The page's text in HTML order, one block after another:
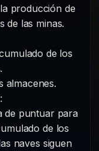
producción de
de las minas.
de los
almacenes.
:
de puntuar para
de los
naves siguen